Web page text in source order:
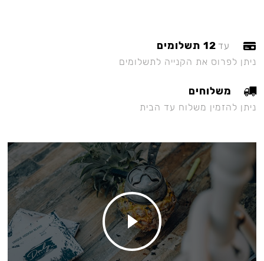
עד 12 תשלומים
ניתן לפרוס את הקנייה לתשלומים
משלוחים
ניתן להזמין משלוח עד הבית